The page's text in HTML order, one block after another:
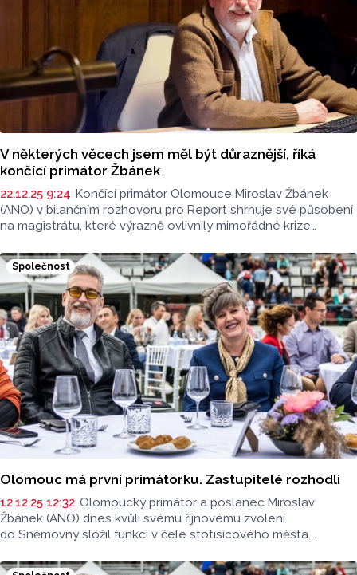
V některých věcech jsem měl být důraznější, říká
končící primátor Žbánek
22.12.25 9:24 Končící primátor Olomouce Miroslav Žbánek
(ANO) v bilančním rozhovoru pro Report shrnuje své působení
na magistrátu, které výrazně ovlivnily mimořádné krize
realizovaných i nedotažených projektech, fungování koalice
i o tom, jaké úkoly čekají jeho nástupkyni.
Společnost
Olomouc má první primátorku. Zastupitelé rozhodli
12.12.25 12:32 Olomoucký primátor a poslanec Miroslav
Žbánek (ANO) dnes kvůli svému říjnovému zvolení
do Sněmovny složil funkci v čele stotisícového města.
zastupitelstvo zvolilo dosavadní Žbánkovu náměstkyni